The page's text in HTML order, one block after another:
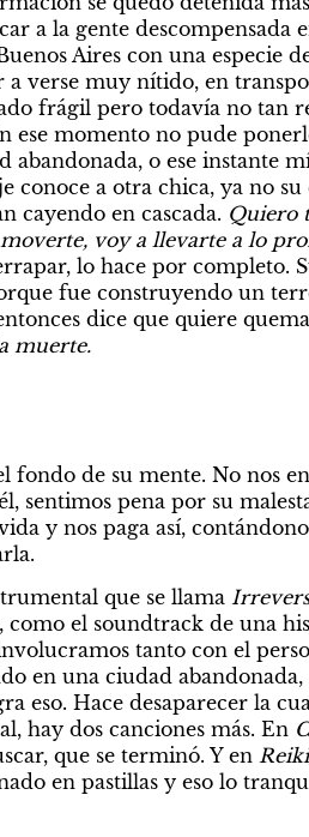
a la gente descompensada
Aires con una especie
a verse muy nítido, en
frágil pero todavía no tan
momento no pude
abandonada, o ese instante
conoce a otra chica, ya no
cayendo en cascada. Quiero
voy a llevarte a lo
lo hace por completo.
fue construyendo un
dice que quiere
muerte.
fondo de su mente. No nos
sentimos pena por su
y nos paga así,
que se llama
como el soundtrack de una
tanto con el
en una ciudad
eso. Hace desaparecer la
hay dos canciones más. En
que se terminó. Y en
en pastillas y eso lo